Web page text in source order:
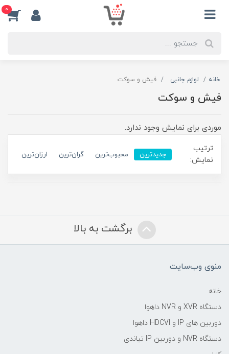
0
خانه لوازم جانبی فیش و سوکت
فیش و سوکت
موردی برای نمایش وجود ندارد.
ترتیب
نمایش:
جدیدترین محبوب‌ترین گران‌ترین ارزان‌ترین
برگشت به بالا
منوی وب‌سایت
خانه
دستگاه XVR و NVR داهوا
دوربین های IP و HDCVI داهوا
دستگاه NVR و دوربین IP تیاندی